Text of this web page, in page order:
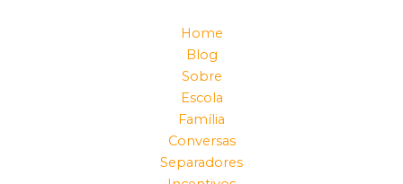
Home
Blog
Sobre
Escola
Família
Conversas
Separadores